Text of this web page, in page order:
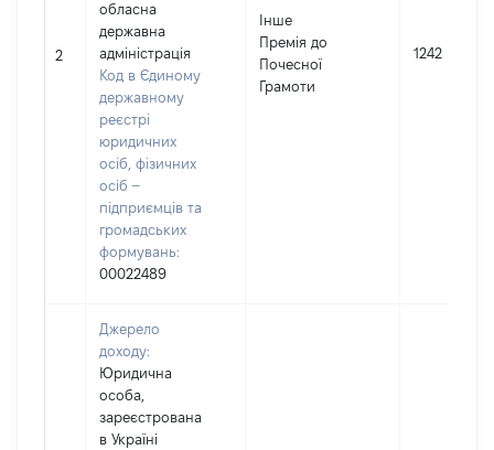
2
обласна
державна
адміністрація
Код в Єдиному
державному
реєстрі
юридичних
осіб, фізичних
осіб –
підприємців та
громадських
формувань:
00022489
Інше
Премія до
Почесної
Грамоти
1242
Джерело
доходу:
Юридична
особа,
зареєстрована
в Україні